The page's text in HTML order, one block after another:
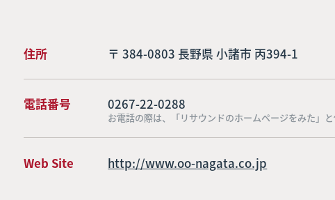
住所 〒 384-0803 長野県 小諸市 丙394-1
電話番号 0267-22-0288
お電話の際は、「リサウンドのホームページをみた」
Web Site http://www.oo-nagata.co.jp